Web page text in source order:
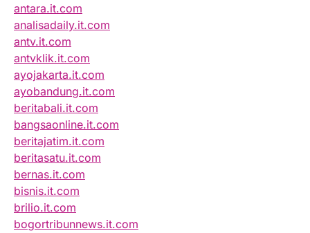
antara.it.com
analisadaily.it.com
antv.it.com
antvklik.it.com
ayojakarta.it.com
ayobandung.it.com
beritabali.it.com
bangsaonline.it.com
beritajatim.it.com
beritasatu.it.com
bernas.it.com
bisnis.it.com
brilio.it.com
bogortribunnews.it.com